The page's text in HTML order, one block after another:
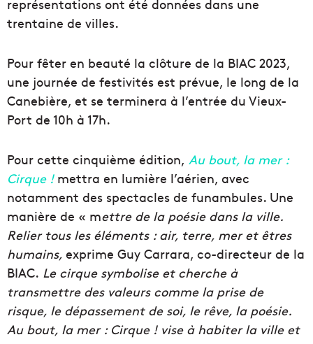
représentations ont été données dans une
trentaine de villes.
Pour fêter en beauté la clôture de la BIAC 2023,
une journée de festivités est prévue, le long de la
Canebière, et se terminera à l’entrée du Vieux-
Port de 10h à 17h.
Pour cette cinquième édition, Au bout, la mer :
Cirque ! mettra en lumière l’aérien, avec
notamment des spectacles de funambules. Une
manière de « mettre de la poésie dans la ville.
Relier tous les éléments : air, terre, mer et êtres
humains, exprime Guy Carrara, co-directeur de la
BIAC. Le cirque symbolise et cherche à
transmettre des valeurs comme la prise de
risque, le dépassement de soi, le rêve, la poésie.
Au bout, la mer : Cirque ! vise à habiter la ville et